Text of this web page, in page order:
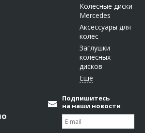
Колесные диски
Mercedes
Аксессуары для
колес
Заглушки
колесных
дисков
Подпишитесь
на наши новости